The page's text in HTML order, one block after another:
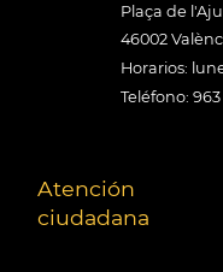
Plaça de
46002
Horarios:
Teléfono: 963
Atención
ciudadana